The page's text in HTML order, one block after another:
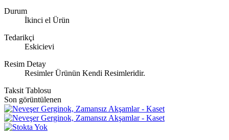
Durum
İkinci el Ürün
Tedarikçi
Eskicievi
Resim Detay
Resimler Ürünün Kendi Resimleridir.
Taksit Tablosu
Son görüntülenen